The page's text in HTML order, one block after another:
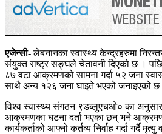
एजेन्सी-लेबनानका स्वास्थ्यकेन्द्रहरुमा
संयुक्त राष्ट्र सङ्घले चेतावनी दिएको छ ।
८७ वटा आक्रमणको सामना गर्दा ५२ जना
साथै अन्य १२६ जना घाइते भएको जनाइएको छ
विश्व स्वास्थ्यसंगठन९डब्लुएचओ० का अनुसार
आक्रमणका घटना दर्ता भएका छन् भने
कार्यकर्ताको आफ्नो कर्तव्य निर्वाह गर्दा गर्दै